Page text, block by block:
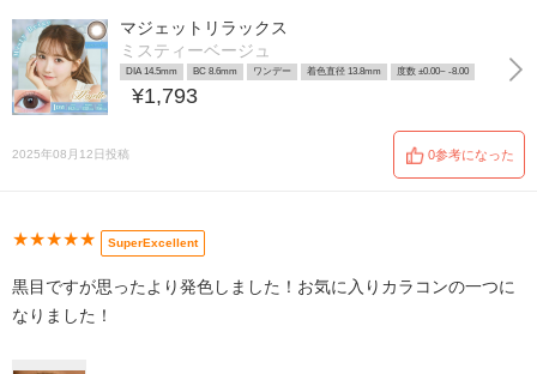
マジェットリラックス
ミスティーベージュ
DIA 14.5mm BC 8.6mm ワンデー 着色直径 13.8mm 度数 ±0.00~ -8.00
¥1,793
2025年08月12日投稿 0参考になった
★★★★★ SuperExcellent
黒目ですが思ったより発色しました！お気に入りカラコンの一つに
なりました！